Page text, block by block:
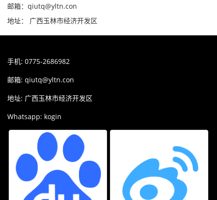
邮箱：qiutq@yltn.con
地址： 广西玉林市经济开发区
手机: 0775-2686982
邮箱: qiutq@yltn.con
地址: 广西玉林市经济开发区
Whatsapp: kogin